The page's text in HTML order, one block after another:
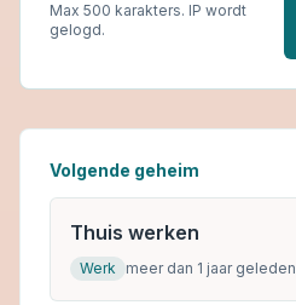
Max 500 karakters. IP wordt
gelogd.
Volgende geheim
Thuis werken
Werk meer dan 1 jaar geleden